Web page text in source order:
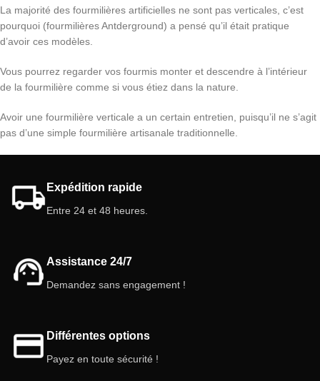
La majorité des fourmilières artificielles ne sont pas verticales, c’est
pourquoi (fourmilières Antderground) a pensé qu’il était pratique
d’avoir ces modèles.
Vous pourrez regarder vos fourmis monter et descendre à l’intérieur
de la fourmilière comme si vous étiez dans la nature.
Avoir une fourmilière verticale a un certain entretien, puisqu’il ne s’agit
pas d’une simple fourmilière artisanale traditionnelle.
Expédition rapide
Entre 24 et 48 heures.
Assistance 24/7
Demandez sans engagement !
Différentes options
Payez en toute sécurité !